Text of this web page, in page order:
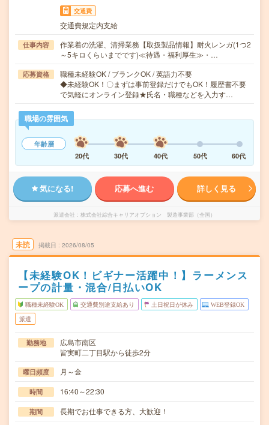
交通費
交通費規定内支給
仕事内容
作業着の洗濯、清掃業務【取扱製品情報】耐火レンガ(1つ2
～5キロくらいまでです)≪待遇・福利厚生≫・…
応募資格
職種未経験OK / ブランクOK / 英語力不要
◆未経験OK！〇まずは事前登録だけでもOK！履歴書不要
で気軽にオンライン登録★氏名・職種などを入力す…
職場の雰囲気
年齢層
20代
30代 40代 50代 60代
気になる! 応募へ進む 詳しく見る
派遣会社 株式会社綜合キャリアオプション 製造事業部（全国）
未読 掲載日 2026/08/05
【未経験OK！ビギナー活躍中！】ラーメンス
ープの計量・混合/日払いOK
職種未経験OK 交通費別途支給あり 土日祝日が休み WEB登録OK
派遣
勤務地
広島市南区
皆実町二丁目駅から徒歩2分
曜日頻度 月～金
時間 16:40～22:30
期間 長期でお仕事できる方、大歓迎！